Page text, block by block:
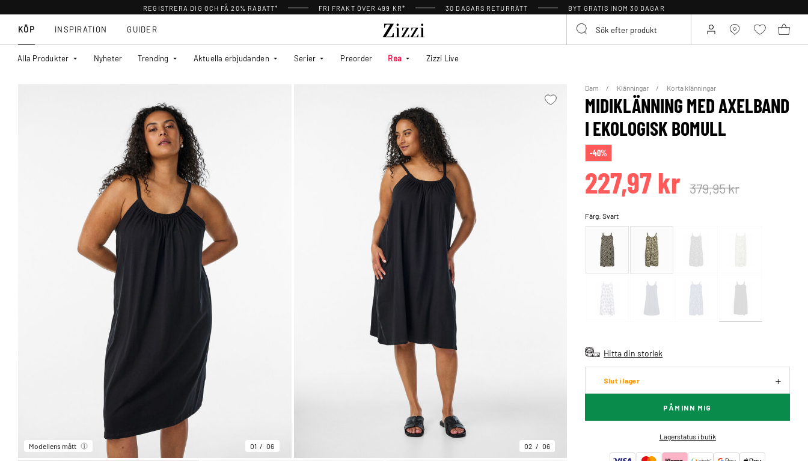
REGISTRERA DIG OCH FÅ 20% RABATT* FRI FRAKT ÖVER 499 KR* 30 DAGARS RETURRÄTT BYT GRATIS INOM 30 DAGAR
KÖP
Alla Produkter Nyheter Trending Aktuella erbjudanden Serier Preorder Rea Zizzi Live
INSPIRATION GUIDER
Modellens mått 01 06 02 06
Dam Klänningar Korta klänningar
MIDIKLÄNNING MED AXELBAND
I EKOLOGISK BOMULL
-40%
227,97 kr 379,95 kr
Färg:Svart
Hitta din storlek
Slut i lager
PÅMINN MIG
Lagerstatus i butik